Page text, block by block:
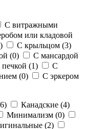
С витражными
или кладовой
) С крыльцом (3)
(0)
С мансардой
(1)
С
(0)
С эркером
6) Канадские (4)
Минимализм (0)
(2)